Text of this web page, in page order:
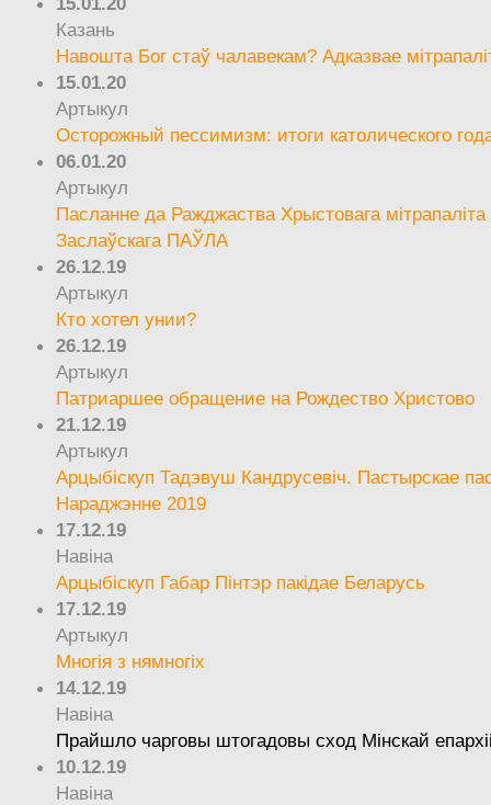
Казань
Навошта Бог стаў чалавекам? Адказвае
15.01.20
Артыкул
Осторожный пессимизм: итоги католического
06.01.20
Артыкул
Пасланне да Ражджаства Хрыстовага мітрапаліта
Заслаўскага ПАЎЛА
26.12.19
Артыкул
Кто хотел унии?
26.12.19
Артыкул
Патриаршее обращение на Рождество Христово
21.12.19
Артыкул
Арцыбіскуп Тадэвуш Кандрусевіч. Пастырскае
Нараджэнне 2019
17.12.19
Навіна
Арцыбіскуп Габар Пінтэр пакідае Беларусь
17.12.19
Артыкул
Многія з нямногіх
14.12.19
Навіна
Прайшло чарговы штогадовы сход Мінскай
10.12.19
Навіна